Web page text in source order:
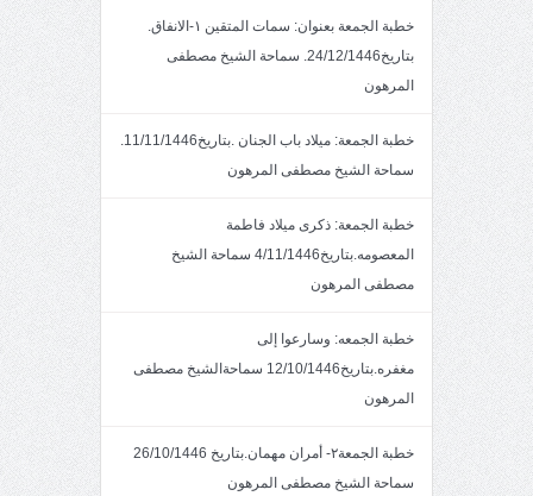
خطبة الجمعة بعنوان: سمات المتقين ١-الانفاق.
بتاريخ24/12/1446. سماحة الشيخ مصطفى
المرهون
خطبة الجمعة: ميلاد باب الجنان .بتاريخ11/11/1446.
سماحة الشيخ مصطفى المرهون
خطبة الجمعة: ذكرى ميلاد فاطمة
المعصومه.بتاريخ4/11/1446 سماحة الشيخ
مصطفى المرهون
خطبة الجمعه: وسارعوا إلى
مغفره.بتاريخ12/10/1446 سماحةالشيخ مصطفى
المرهون
خطبة الجمعة٢- أمران مهمان.بتاريخ 26/10/1446
سماحة الشيخ مصطفى المرهون